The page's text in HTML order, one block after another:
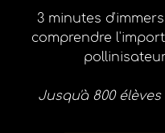
3 minutes
comprendre
Jusqu'à 800